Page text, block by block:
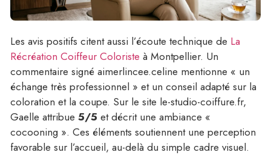
Les avis positifs citent aussi l’écoute technique de La
Récréation Coiffeur Coloriste à Montpellier. Un
commentaire signé aimerlincee.celine mentionne « un
échange très professionnel » et un conseil adapté sur la
coloration et la coupe. Sur le site le-studio-coiffure.fr,
Gaelle attribue 5/5 et décrit une ambiance «
cocooning ». Ces éléments soutiennent une perception
favorable sur l’accueil, au-delà du simple cadre visuel.